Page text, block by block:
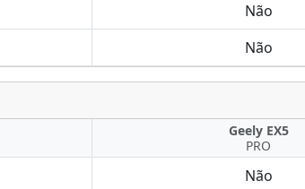
Não
Não
Geely EX5
PRO
Não